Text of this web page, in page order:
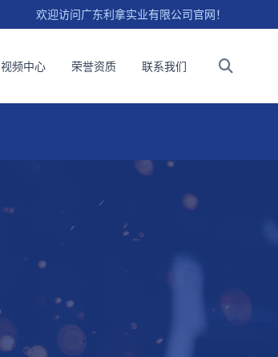
欢迎访问广东利拿实业有限公司官网！
视频中心 荣誉资质 联系我们